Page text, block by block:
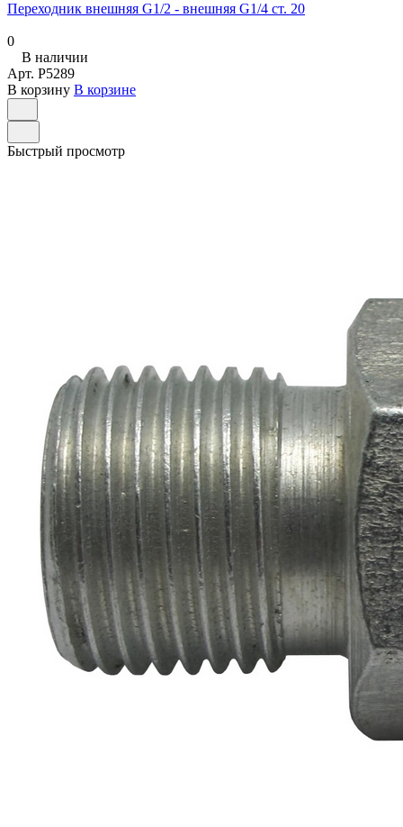
Переходник внешняя G1/2 - внешняя G1/4 ст. 20
0
В наличии
Арт. P5289
В корзину В корзине
Быстрый просмотр